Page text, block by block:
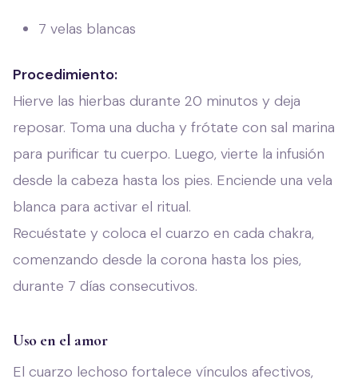
7 velas blancas
Procedimiento:
Hierve las hierbas durante 20 minutos y deja
reposar. Toma una ducha y frótate con sal marina
para purificar tu cuerpo. Luego, vierte la infusión
desde la cabeza hasta los pies. Enciende una vela
blanca para activar el ritual.
Recuéstate y coloca el cuarzo en cada chakra,
comenzando desde la corona hasta los pies,
durante 7 días consecutivos.
Uso en el amor
El cuarzo lechoso fortalece vínculos afectivos,